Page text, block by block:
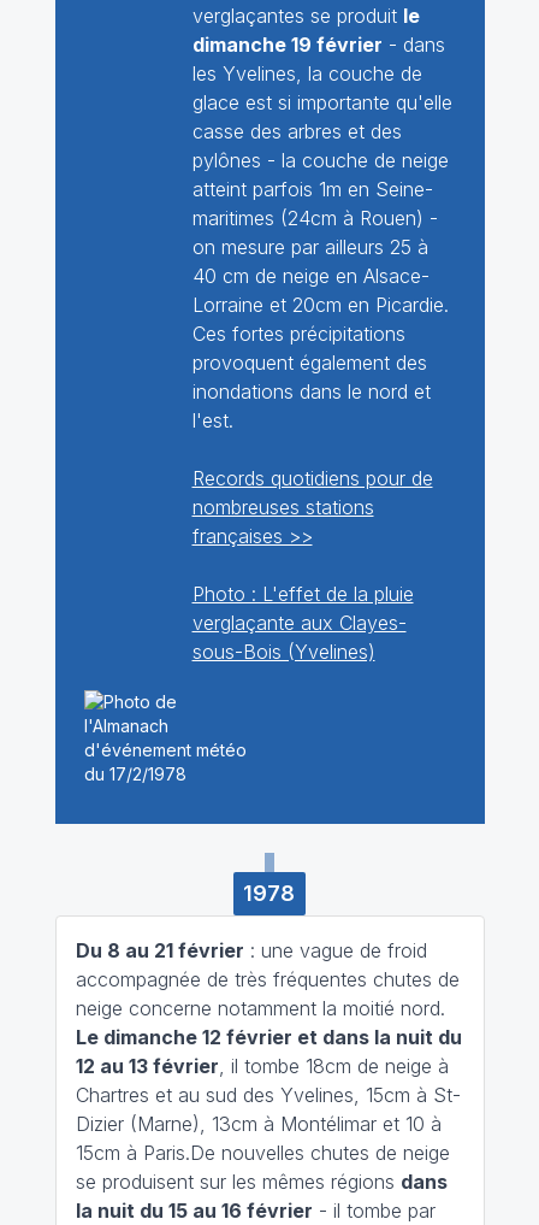
verglaçantes se produit le
dimanche 19 février - dans
les Yvelines, la couche de
glace est si importante qu'elle
casse des arbres et des
pylônes - la couche de neige
atteint parfois 1m en Seine-
maritimes (24cm à Rouen) -
on mesure par ailleurs 25 à
40 cm de neige en Alsace-
Lorraine et 20cm en Picardie.
Ces fortes précipitations
provoquent également des
inondations dans le nord et
l'est.
Records quotidiens pour de
nombreuses stations
françaises >>
Photo : L'effet de la pluie
verglaçante aux Clayes-
sous-Bois (Yvelines)
1978
Du 8 au 21 février : une vague de froid
accompagnée de très fréquentes chutes de
neige concerne notamment la moitié nord.
Le dimanche 12 février et dans la nuit du
12 au 13 février , il tombe 18cm de neige à
Chartres et au sud des Yvelines, 15cm à St-
Dizier (Marne), 13cm à Montélimar et 10 à
15cm à Paris.De nouvelles chutes de neige
se produisent sur les mêmes régions dans
la nuit du 15 au 16 février - il tombe par